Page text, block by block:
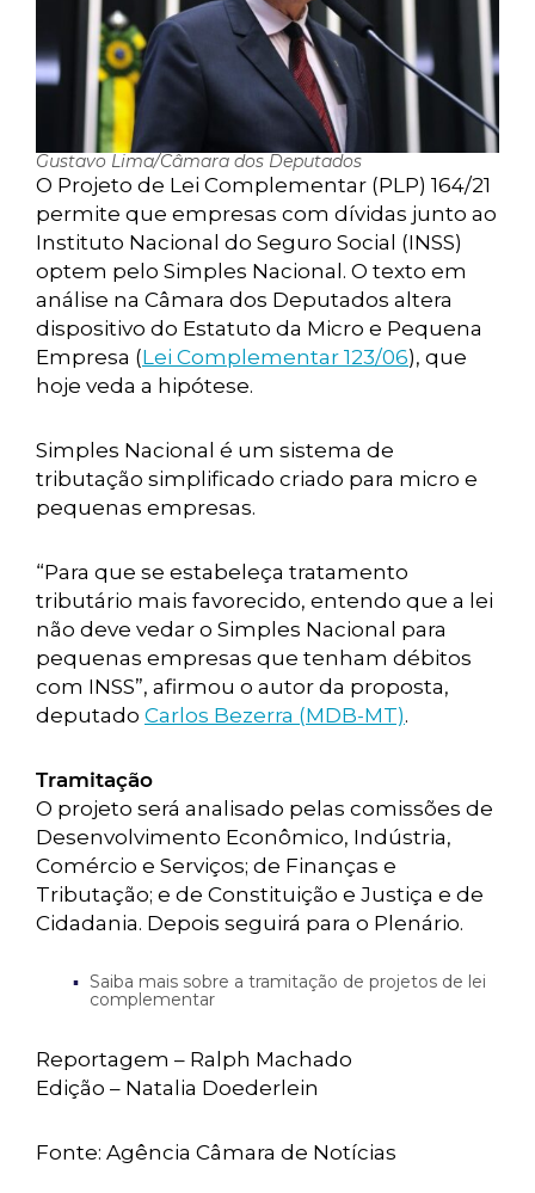
Gustavo Lima/Câmara dos Deputados
O Projeto de Lei Complementar (PLP) 164/21
permite que empresas com dívidas junto ao
Instituto Nacional do Seguro Social (INSS)
optem pelo Simples Nacional. O texto em
análise na Câmara dos Deputados altera
dispositivo do Estatuto da Micro e Pequena
Empresa (Lei Complementar 123/06), que
hoje veda a hipótese.
Simples Nacional é um sistema de
tributação simplificado criado para micro e
pequenas empresas.
“Para que se estabeleça tratamento
tributário mais favorecido, entendo que a lei
não deve vedar o Simples Nacional para
pequenas empresas que tenham débitos
com INSS”, afirmou o autor da proposta,
deputado Carlos Bezerra (MDB-MT).
Tramitação
O projeto será analisado pelas comissões de
Desenvolvimento Econômico, Indústria,
Comércio e Serviços; de Finanças e
Tributação; e de Constituição e Justiça e de
Cidadania. Depois seguirá para o Plenário.
Saiba mais sobre a tramitação de projetos de lei
complementar
Reportagem – Ralph Machado
Edição – Natalia Doederlein
Fonte: Agência Câmara de Notícias